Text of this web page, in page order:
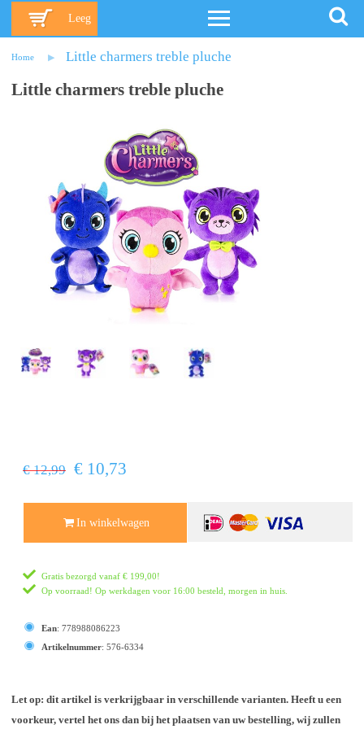
Leeg
Home Little charmers treble pluche
Little charmers treble pluche
€ 12,99 € 10,73
In winkelwagen
Gratis bezorgd vanaf € 199,00!
Op voorraad! Op werkdagen voor 16:00 besteld, morgen in huis.
Ean: 778988086223
Artikelnummer: 576-6334
Let op: dit artikel is verkrijgbaar in verschillende varianten. Heeft u een
voorkeur, vertel het ons dan bij het plaatsen van uw bestelling, wij zullen